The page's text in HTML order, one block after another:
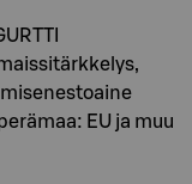
EU ja muu